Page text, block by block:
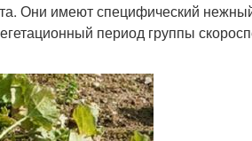
Они имеют специфический
период группы